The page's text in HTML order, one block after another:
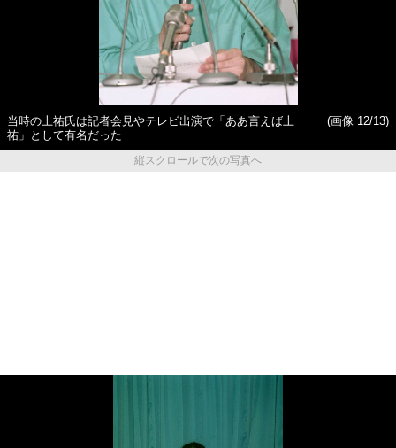
当時の上祐氏は記者会見やテレビ出演で「ああ言えば上
祐」として有名だった
(画像 12/13)
縦スクロールで次の写真へ